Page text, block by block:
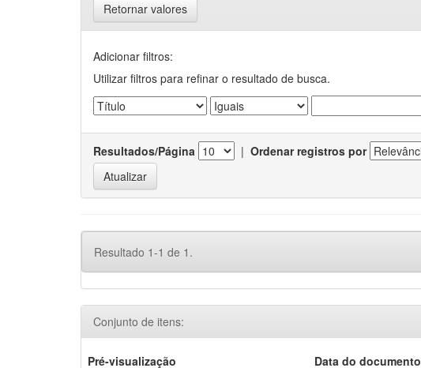
Retornar valores
Adicionar filtros:
Utilizar filtros para refinar o resultado de busca.
Resultados/Página | Ordenar registros por
Resultado 1-1 de 1.
Conjunto de itens:
Pré-visualização Data do documento